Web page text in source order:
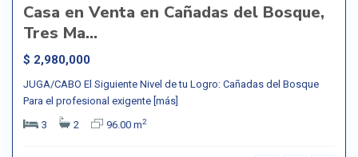
Casa en Venta en Cañadas del Bosque,
Tres Ma...
$ 2,980,000
JUGA/CABO El Siguiente Nivel de tu Logro: Cañadas del Bosque
Para el profesional exigente [más]
3
2 96.00 m2